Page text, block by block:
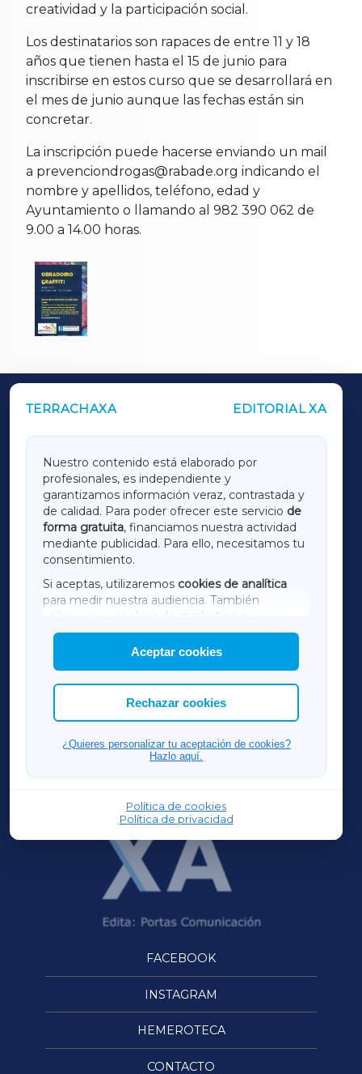
creatividad y la participación social.
Los destinatarios son rapaces de entre 11 y 18
años que tienen hasta el 15 de junio para
inscribirse en estos curso que se desarrollará en
el mes de junio aunque las fechas están sin
concretar.
La inscripción puede hacerse enviando un mail
a prevenciondrogas@rabade.org indicando el
nombre y apellidos, teléfono, edad y
Ayuntamiento o llamando al 982 390 062 de
9.00 a 14.00 horas.
TERRACHAXA EDITORIAL XA
Nuestro contenido está elaborado por
profesionales, es independiente y
garantizamos información veraz, contrastada y
de calidad. Para poder ofrecer este servicio de
forma gratuita, financiamos nuestra actividad
mediante publicidad. Para ello, necesitamos tu
consentimiento.
Si aceptas, utilizaremos cookies de analítica
para medir nuestra audiencia. También
utilizaremos
cookies de marketing
mostrar publicidad de terceros.
Asimismo, puedes personalizar la elección de
las cookies que deseas permitir.
Aceptar cookies
Rechazar cookies
¿Quieres personalizar tu aceptación de cookies?
Hazlo aquí.
Política de cookies
Política de privacidad
OUTROS PERIÓDICOS
LUGOXA
TERRACHAXA
AMARIÑAXA
RIBEIRASACRAXA
ACORUÑAXA
FERROLXA
OURENSEXA
FACEBOOK
INSTAGRAM
HEMEROTECA
CONTACTO